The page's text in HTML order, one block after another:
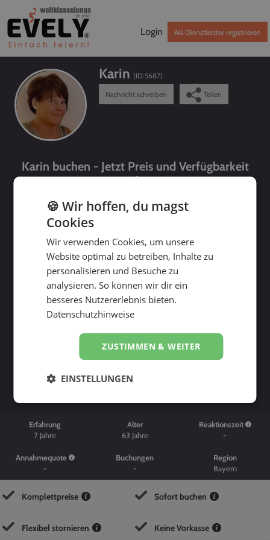
Login Als Dienstleister registrieren
Karin (ID:5687)
Nachricht schreiben Teilen
Karin buchen - Jetzt Preis und Verfügbarkeit
prüfen!
bis
Erfahrung
7 Jahre
Alter
63 Jahre
Reaktionszeit
-
Annahmequote
-
Buchungen
-
Region
Bayern
Komplettpreise Sofort buchen
Flexibel stornieren Keine Vorkasse
🍪 Wir hoffen, du magst
Cookies
Wir verwenden Cookies, um unsere
Website optimal zu betreiben, Inhalte zu
personalisieren und Besuche zu
analysieren. So können wir dir ein
besseres Nutzererlebnis bieten.
Datenschutzhinweise
ZUSTIMMEN & WEITER
EINSTELLUNGEN